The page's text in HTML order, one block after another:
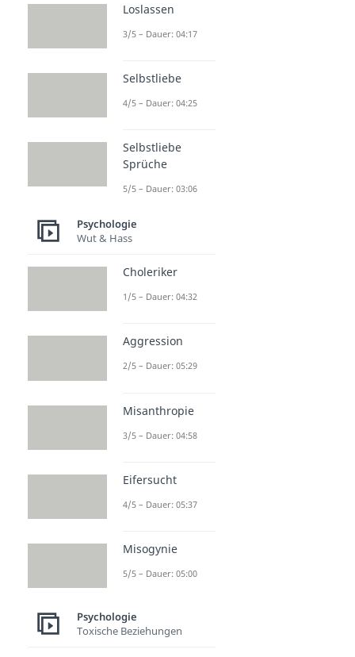
Loslassen
3/5 – Dauer: 04:17
Selbstliebe
4/5 – Dauer: 04:25
Selbstliebe
Sprüche
5/5 – Dauer: 03:06
Psychologie
Wut & Hass
Choleriker
1/5 – Dauer: 04:32
Aggression
2/5 – Dauer: 05:29
Misanthropie
3/5 – Dauer: 04:58
Eifersucht
4/5 – Dauer: 05:37
Misogynie
5/5 – Dauer: 05:00
Psychologie
Toxische Beziehungen